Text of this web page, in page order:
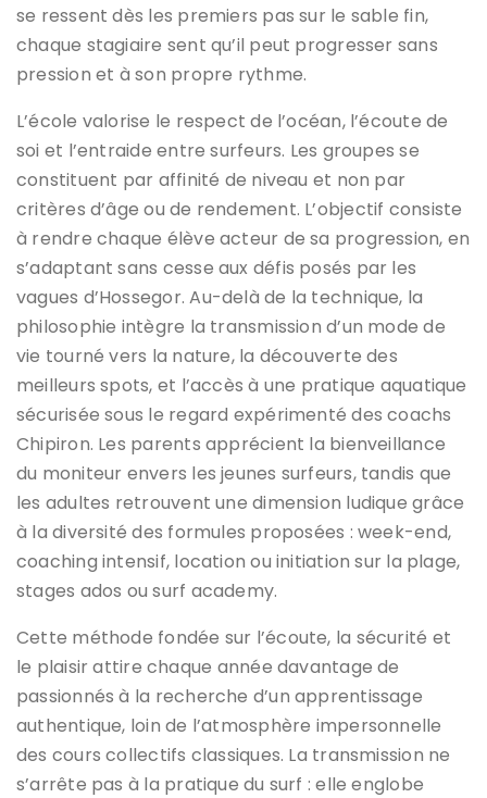
se ressent dès les premiers pas sur le sable fin,
chaque stagiaire sent qu’il peut progresser sans
pression et à son propre rythme.
L’école valorise le respect de l’océan, l’écoute de
soi et l’entraide entre surfeurs. Les groupes se
constituent par affinité de niveau et non par
critères d’âge ou de rendement. L’objectif consiste
à rendre chaque élève acteur de sa progression, en
s’adaptant sans cesse aux défis posés par les
vagues d’Hossegor. Au-delà de la technique, la
philosophie intègre la transmission d’un mode de
vie tourné vers la nature, la découverte des
meilleurs spots, et l’accès à une pratique aquatique
sécurisée sous le regard expérimenté des coachs
Chipiron. Les parents apprécient la bienveillance
du moniteur envers les jeunes surfeurs, tandis que
les adultes retrouvent une dimension ludique grâce
à la diversité des formules proposées : week-end,
coaching intensif, location ou initiation sur la plage,
stages ados ou surf academy.
Cette méthode fondée sur l’écoute, la sécurité et
le plaisir attire chaque année davantage de
passionnés à la recherche d’un apprentissage
authentique, loin de l’atmosphère impersonnelle
des cours collectifs classiques. La transmission ne
s’arrête pas à la pratique du surf : elle englobe